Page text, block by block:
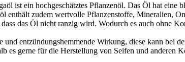
ist ein hochgeschätztes Pflanzenöl. Das Öl hat eine
enthält zudem wertvolle Pflanzenstoffe, Mineralien,
das Öl nicht ranzig wird. Wodurch es auch ohne
entzündungshemmende Wirkung, diese kann bei
es gerne für die Herstellung von Seifen und